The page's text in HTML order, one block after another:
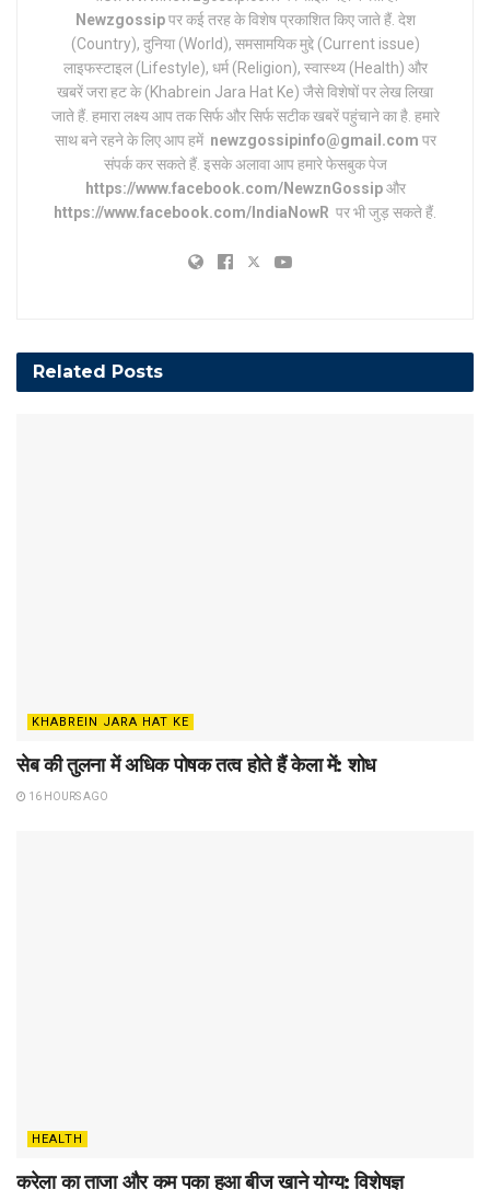
Newzgossipपर कई तरह के विशेष प्रकाशित किए जाते हैं. देश
(Country), दुनिया (World), समसामयिक मुद्दे (Current issue)
लाइफस्टाइल (Lifestyle), धर्म (Religion), स्वास्थ्य (Health) और
खबरें जरा हट के (Khabrein Jara Hat Ke) जैसे विशेषों पर लेख लिखा
जाते हैं. हमारा लक्ष्य आप तक सिर्फ और सिर्फ सटीक खबरें पहुंचाने का है. हमारे
साथ बने रहने के लिए आप हमें newzgossipinfo@gmail.com पर
संपर्क कर सकते हैं. इसके अलावा आप हमारे फेसबुक पेज
https://www.facebook.com/NewznGossipऔर
https://www.facebook.com/IndiaNowR पर भी जुड़ सकते हैं.
Related Posts
KHABREIN JARA HAT KE
सेब की तुलना में अधिक पोषक तत्व होते हैं केला में: शोध
16 HOURS AGO
HEALTH
करेला का ताजा और कम पका हुआ बीज खाने योग्य: विशेषज्ञ